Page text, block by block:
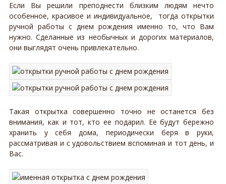
Если Вы решили преподнести близким людям нечто
особенное, красивое и индивидуальное, тогда открытки
ручной работы с днем рождения именно то, что Вам
нужно. Сделанные из необычных и дорогих материалов,
они выглядят очень привлекательно.
Такая открытка совершенно точно не останется без
внимания, как и тот, кто ее подарил. Ее будут бережно
хранить у себя дома, периодически беря в руки,
рассматривая и с удовольствием вспоминая и тот день, и
Вас.